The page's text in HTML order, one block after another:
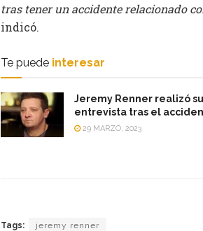
tras tener un accidente relacionado
indicó.
Te puede interesar
Jeremy Renner realizó
entrevista tras el
29 MARZO, 2023
Tags: jeremy renner